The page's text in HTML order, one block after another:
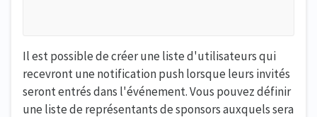
Il est possible de créer une liste d'utilisateurs qui
recevront une notification push lorsque leurs invités
seront entrés dans l'événement. Vous pouvez définir
une liste de représentants de sponsors auxquels sera